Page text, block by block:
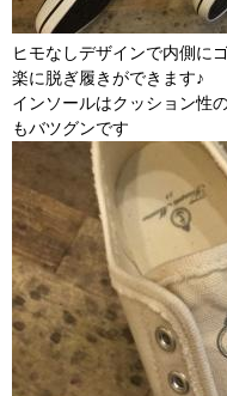
ヒモなしデザインで内側に
楽に脱ぎ履きができます♪
インソールはクッション性
もバツグンです